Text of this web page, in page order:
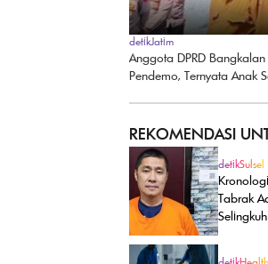
detikJatim
Anggota DPRD Bangkalan
Pendemo, Ternyata Anak
REKOMENDASI
detikSulsel
Tabrak
Selingkuh